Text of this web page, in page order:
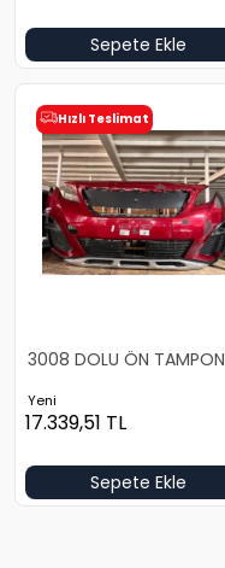
Sepete Ekle
Hızlı Teslimat
3008 DOLU ÖN TAMPON
Yeni
17.339,51 TL
Sepete Ekle